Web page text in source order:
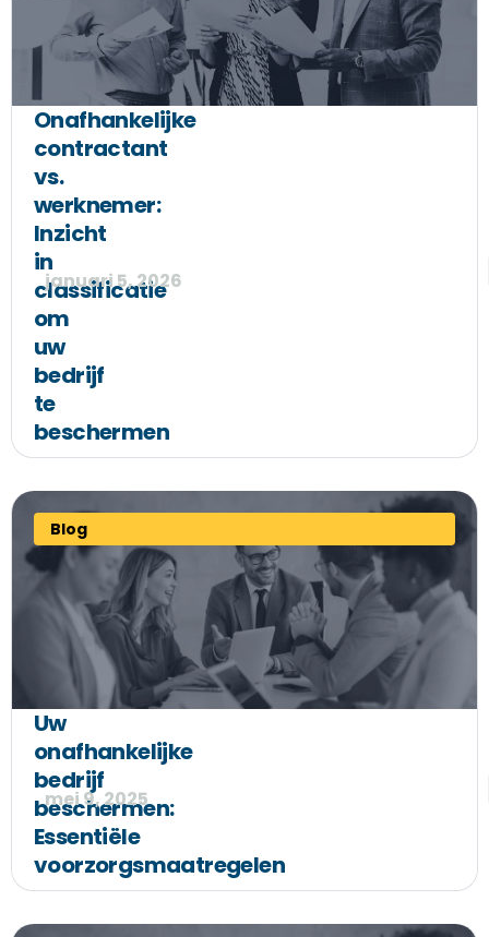
Onafhankelijke
contractant
vs.
werknemer:
Inzicht
in
classificatie
om
uw
bedrijf
te
beschermen
januari 5, 2026
Blog
Uw
onafhankelijke
bedrijf
beschermen:
Essentiële
voorzorgsmaatregelen
mei 9, 2025